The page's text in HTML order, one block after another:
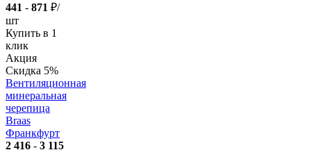
441 - 871 ₽/
шт
Купить в 1
клик
Акция
Скидка 5%
Вентиляционная
минеральная
черепица
Braas
Франкфурт
2 416 - 3 115